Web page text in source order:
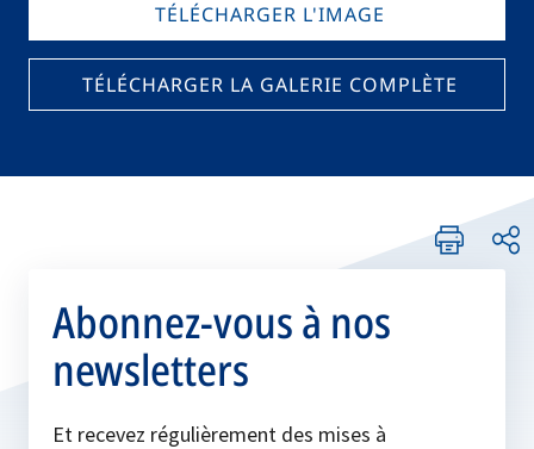
TÉLÉCHARGER L'IMAGE
TÉLÉCHARGER LA GALERIE COMPLÈTE
Abonnez-vous à nos
newsletters
Et recevez régulièrement des mises à